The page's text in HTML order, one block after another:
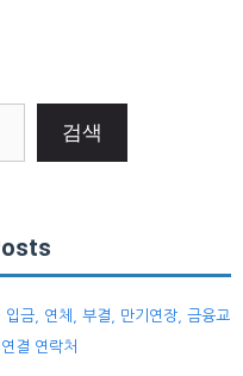
검색
금, 연체, 부결, 만기연장, 금융교
결 연락처